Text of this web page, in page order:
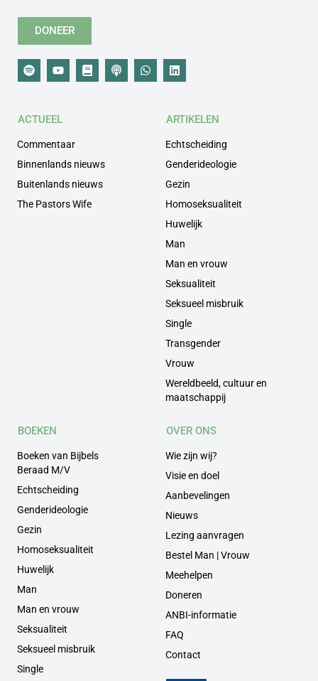
DONEER
ACTUEEL
Commentaar
Binnenlands nieuws
Buitenlands nieuws
The Pastors Wife
ARTIKELEN
Echtscheiding
Genderideologie
Gezin
Homoseksualiteit
Huwelijk
Man
Man en vrouw
Seksualiteit
Seksueel misbruik
Single
Transgender
Vrouw
Wereldbeeld, cultuur en
maatschappij
BOEKEN
Boeken van Bijbels
Beraad M/V
Echtscheiding
Genderideologie
Gezin
Homoseksualiteit
Huwelijk
Man
Man en vrouw
Seksualiteit
Seksueel misbruik
Single
OVER ONS
Wie zijn wij?
Visie en doel
Aanbevelingen
Nieuws
Lezing aanvragen
Bestel Man | Vrouw
Meehelpen
Doneren
ANBI-informatie
FAQ
Contact